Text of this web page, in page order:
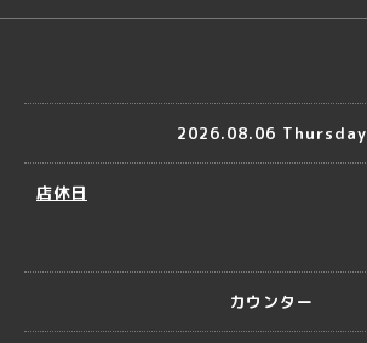
2026.08.06 Thursday
店休日
カウンター